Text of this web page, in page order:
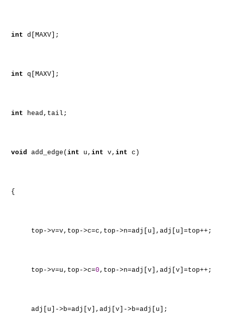
int d[MAXV];
int q[MAXV];
int head,tail;
void add_edge( int u, int v, int c)
{
top->v=v,top->c=c,top->n=adj[u],adj[u]=top++;
top->v=u,top->c=0 ,top->n=adj[v],adj[v]=top++;
adj[u]->b=adj[v],adj[v]->b=adj[u];